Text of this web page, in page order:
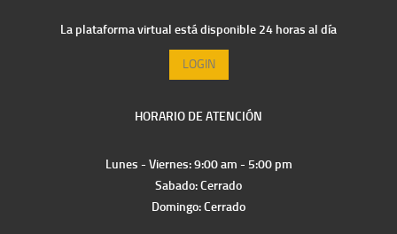
La plataforma virtual está disponible 24 horas al día
LOGIN
HORARIO DE ATENCIÓN
Lunes - Viernes: 9:00 am - 5:00 pm
Sabado: Cerrado
Domingo: Cerrado